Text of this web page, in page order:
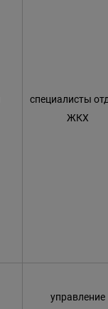
специалисты
ЖКХ
управление